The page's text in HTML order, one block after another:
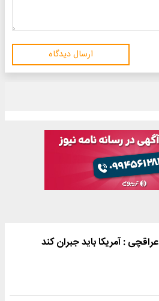
ارسال دیدگاه
عراقچی : آمریکا باید جبران کند